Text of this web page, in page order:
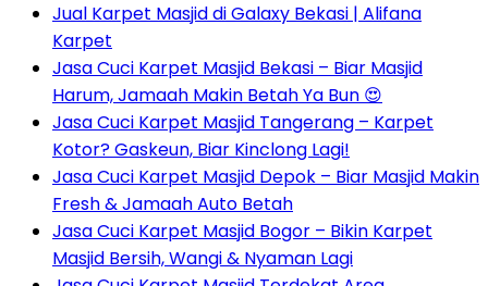
Jual Karpet Masjid di Galaxy Bekasi | Alifana
Karpet
Jasa Cuci Karpet Masjid Bekasi – Biar Masjid
Harum, Jamaah Makin Betah Ya Bun 😍
Jasa Cuci Karpet Masjid Tangerang – Karpet
Kotor? Gaskeun, Biar Kinclong Lagi!
Jasa Cuci Karpet Masjid Depok – Biar Masjid Makin
Fresh & Jamaah Auto Betah
Jasa Cuci Karpet Masjid Bogor – Bikin Karpet
Masjid Bersih, Wangi & Nyaman Lagi